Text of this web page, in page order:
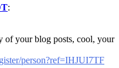
:
of your blog posts, cool, your
person?ref=IHJUI7TF